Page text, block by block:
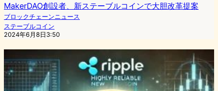
MakerDAO創設者、新ステーブルコインで大胆改革提案
ブロックチェーンニュース
ステーブルコイン
2024年6月8日3:50